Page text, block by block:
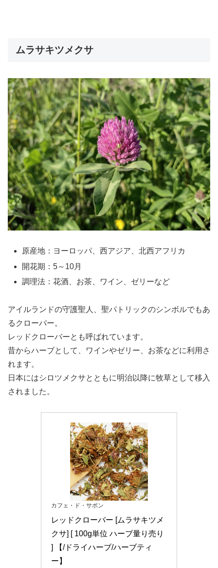
ムラサキツメクサ
原産地：ヨーロッパ、西アジア、北西アフリカ
開花期：5～10月
調理法：花酒、お茶、ワイン、ゼリーなど
アイルランドの守護聖人、聖パトリックのシンボルでもあ
るクローバー。
レッドクローバーとも呼ばれています。
昔からハーブとして、ワインやゼリー、お茶などに利用さ
れます。
日本にはシロツメクサとともに明治以降に牧草として移入
されました。
カフェ・ド・サボン
レッドクローバー [ムラサキツメ
クサ] [ 100g単位 ハーブ量り売り
] 【/ドライハーブ/ハーブティ
ー】